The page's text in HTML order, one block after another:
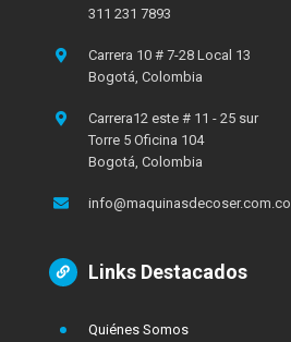
311 231 7893
Carrera 10 # 7-28 Local 13
Bogotá, Colombia
Carrera12 este # 11 - 25 sur
Torre 5 Oficina 104
Bogotá, Colombia
info@maquinasdecoser.com.co
Links Destacados
Quiénes Somos